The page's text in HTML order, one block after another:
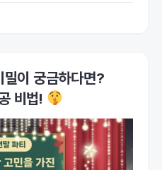
밀이 궁금하다면?
비법!